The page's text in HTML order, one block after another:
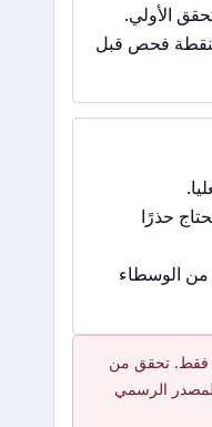
الأولي.
فحص قبل
حذرًا
الوسطاء
فقط. تحقق من
الرسمي